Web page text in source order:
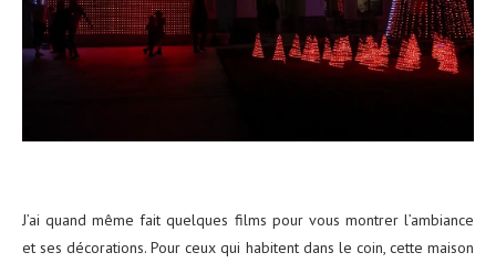
J’ai quand même fait quelques films pour vous montrer l’ambiance
et ses décorations. Pour ceux qui habitent dans le coin, cette maison